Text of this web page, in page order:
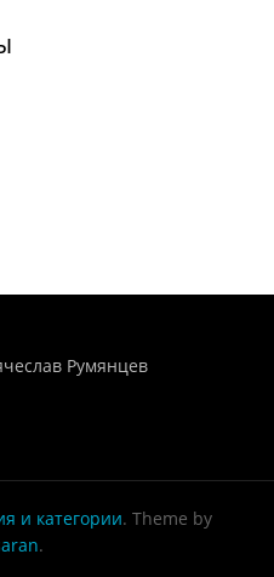
Румянцев
и категории. Theme by
.